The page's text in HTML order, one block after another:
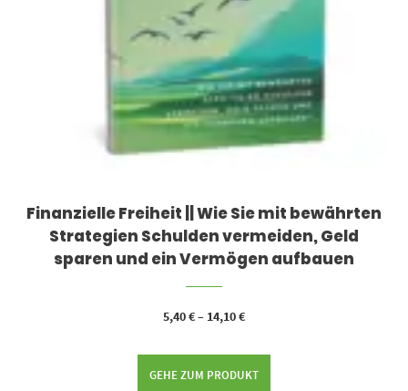
Finanzielle Freiheit || Wie Sie mit bewährten
Strategien Schulden vermeiden, Geld
sparen und ein Vermögen aufbauen
5,40€– 14,10€
GEHE ZUM PRODUKT